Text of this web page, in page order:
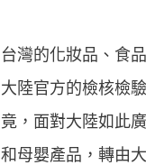
台灣的化妝品、食
大陸官方的檢核檢
竟，面對大陸如此
和母嬰產品，轉由